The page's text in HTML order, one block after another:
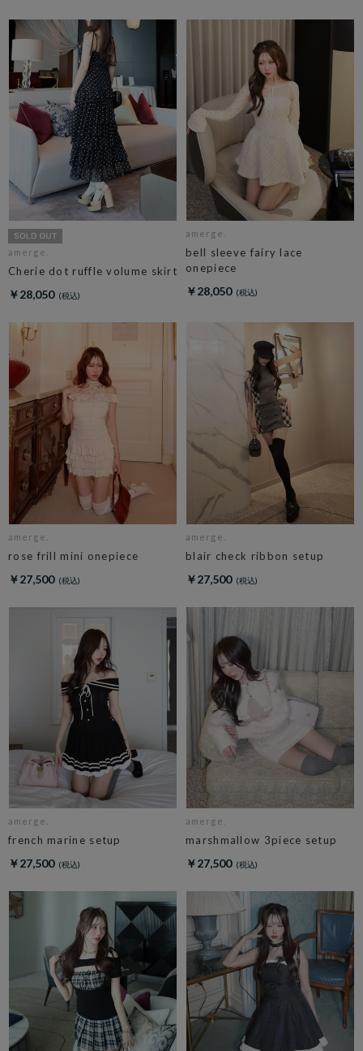
amerge.
Cherie dot ruffle volume skirt
￥28,050
amerge.
bell sleeve fairy lace
onepiece
￥28,050
amerge.
rose frill mini onepiece
￥27,500
amerge.
blair check ribbon setup
￥27,500
amerge.
french marine setup
￥27,500
amerge.
marshmallow 3piece setup
￥27,500